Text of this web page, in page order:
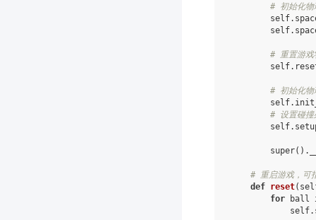
# 初始化物
self.
self.
# 重置游戏
self.
# 初始化物
self.
# 设置碰撞
self.
super() .
# 重启游戏，可
def reset(
for
ball
self.